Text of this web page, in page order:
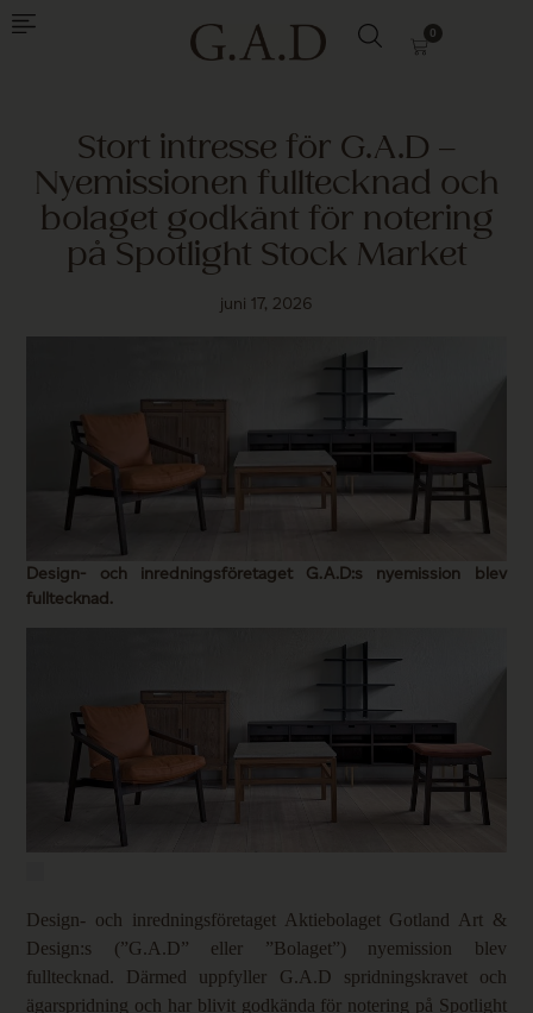
0
Stort intresse för G.A.D –
Nyemissionen fulltecknad och
bolaget godkänt för notering
på Spotlight Stock Market
juni 17, 2026
Design- och inredningsföretaget G.A.D:s nyemission blev
fulltecknad.
Design- och inredningsföretaget Aktiebolaget Gotland Art &
Design:s (”G.A.D” eller ”Bolaget”) nyemission blev
fulltecknad. Därmed uppfyller G.A.D spridningskravet och
ägarspridning och har blivit godkända för notering på Spotlight